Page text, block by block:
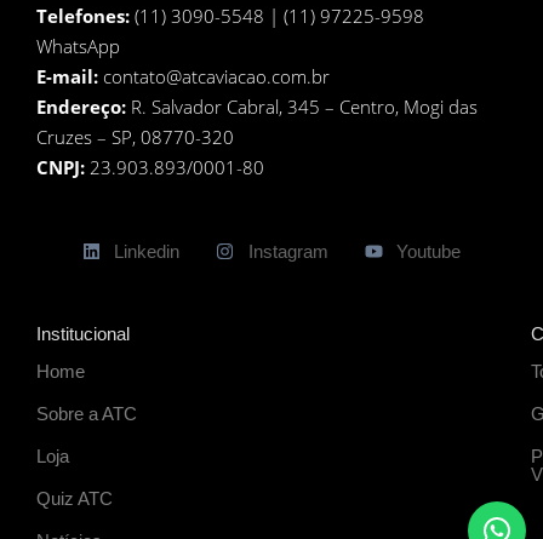
Telefones: (11) 3090-5548 | (11) 97225-9598
WhatsApp
E-mail: contato@atcaviacao.com.br
Endereço: R. Salvador Cabral, 345 – Centro, Mogi das
Cruzes – SP, 08770-320
CNPJ: 23.903.893/0001-80
Linkedin Instagram Youtube
Institucional
Home
Sobre a ATC
Loja
Quiz ATC